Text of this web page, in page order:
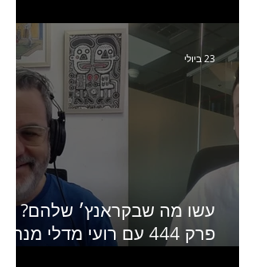
Humanz ישראל
עשו מה שבקראנץ׳ שלהם?
פרק 444 עם רועי מדלי מנהל
23 ביולי